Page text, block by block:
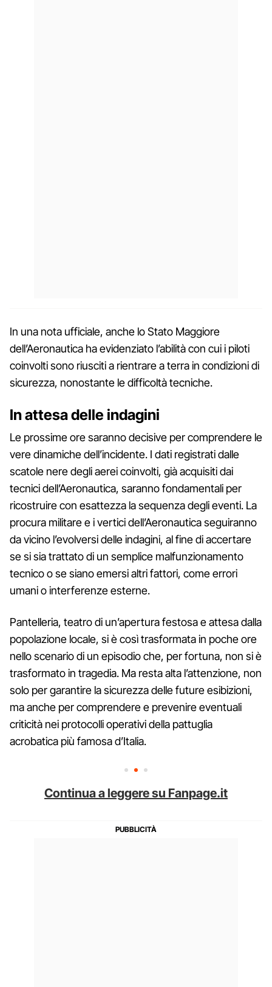
In una nota ufficiale, anche lo Stato Maggiore
dell’Aeronautica ha evidenziato l’abilità con cui i piloti
coinvolti sono riusciti a rientrare a terra in condizioni di
sicurezza, nonostante le difficoltà tecniche.
In attesa delle indagini
Le prossime ore saranno decisive per comprendere le
vere dinamiche dell’incidente. I dati registrati dalle
scatole nere degli aerei coinvolti, già acquisiti dai
tecnici dell’Aeronautica, saranno fondamentali per
ricostruire con esattezza la sequenza degli eventi. La
procura militare e i vertici dell’Aeronautica seguiranno
da vicino l’evolversi delle indagini, al fine di accertare
se si sia trattato di un semplice malfunzionamento
tecnico o se siano emersi altri fattori, come errori
umani o interferenze esterne.
Pantelleria, teatro di un’apertura festosa e attesa dalla
popolazione locale, si è così trasformata in poche ore
nello scenario di un episodio che, per fortuna, non si è
trasformato in tragedia. Ma resta alta l’attenzione, non
solo per garantire la sicurezza delle future esibizioni,
ma anche per comprendere e prevenire eventuali
criticità nei protocolli operativi della pattuglia
acrobatica più famosa d’Italia.
Continua a leggere su Fanpage.it